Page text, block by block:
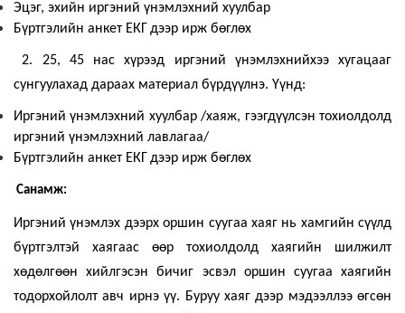
Эцэг, эхийн иргэний үнэмлэхний хуулбар
Бүртгэлийн анкет ЕКГ дээр ирж бөглөх
2. 25, 45 нас хүрээд иргэний үнэмлэхнийхээ хугацааг
сунгуулахад дараах материал бүрдүүлнэ. Үүнд:
Иргэний үнэмлэхний хуулбар /хаяж, гээгдүүлсэн тохиолдолд
иргэний үнэмлэхний лавлагаа/
Бүртгэлийн анкет ЕКГ дээр ирж бөглөх
Санамж:
Иргэний үнэмлэх дээрх оршин суугаа хаяг нь хамгийн сүүлд
бүртгэлтэй хаягаас өөр тохиолдолд хаягийн шилжилт
хөдөлгөөн хийлгэсэн бичиг эсвэл оршин суугаа хаягийн
тодорхойлолт авч ирнэ үү. Буруу хаяг дээр мэдээллээ өгсөн